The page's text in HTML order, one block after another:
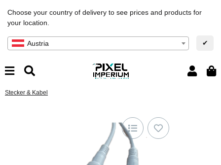
Choose your country of delivery to see prices and products for
your location.
Austria ✔
Stecker & Kabel